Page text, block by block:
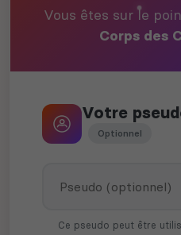
Vous êtes sur le
Corps des
Votre
Optionnel
Ce pseudo peut être